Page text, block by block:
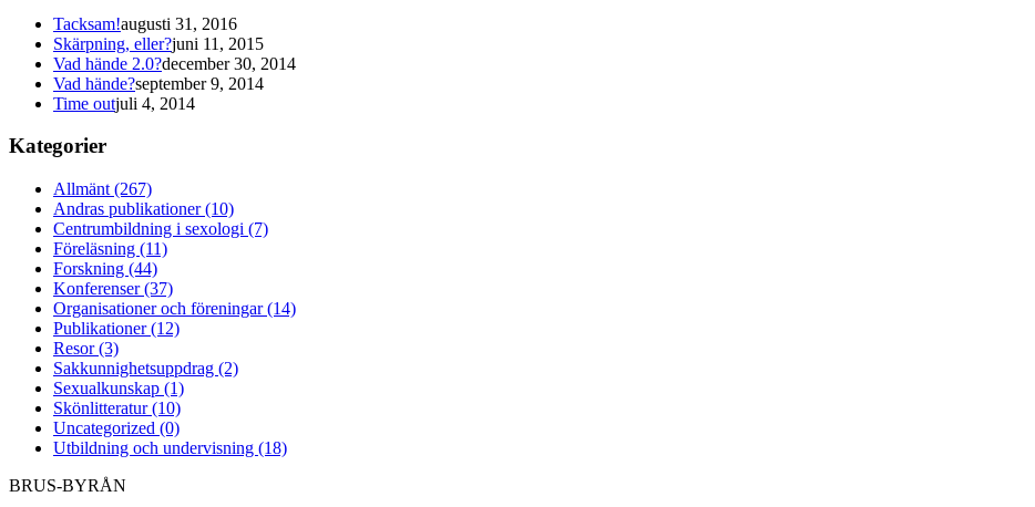
Tacksam!augusti 31, 2016
Skärpning, eller?juni 11, 2015
Vad hände 2.0?december 30, 2014
Vad hände?september 9, 2014
Time outjuli 4, 2014
Kategorier
Allmänt (267)
Andras publikationer (10)
Centrumbildning i sexologi (7)
Föreläsning (11)
Forskning (44)
Konferenser (37)
Organisationer och föreningar (14)
Publikationer (12)
Resor (3)
Sakkunnighetsuppdrag (2)
Sexualkunskap (1)
Skönlitteratur (10)
Uncategorized (0)
Utbildning och undervisning (18)
BRUS-BYRÅN